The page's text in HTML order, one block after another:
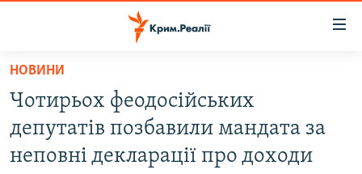
Перейти
основного
матеріалу
Перейти
до
ВОДА.КРИМ
ВІДЕО ТА ФОТО
НОВИНИ
Чотирьох феодосійських
депутатів позбавили мандата за
неповні декларації про доходи